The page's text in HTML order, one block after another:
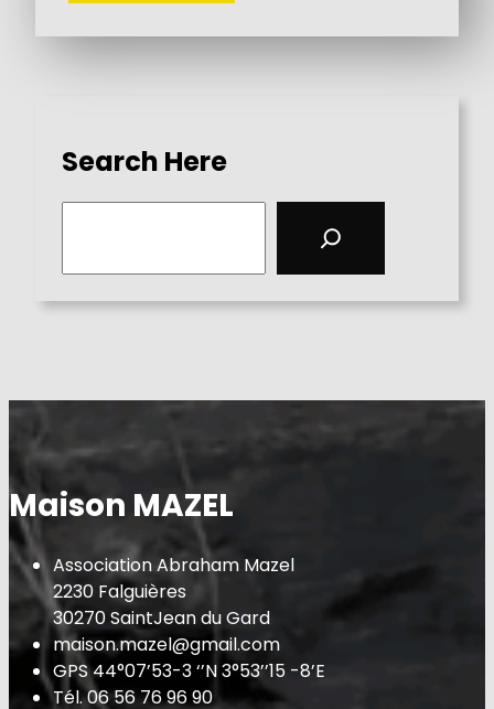
Search Here
Maison MAZEL
Association Abraham Mazel
2230 Falguières
30270 SaintJean du Gard
maison.mazel@gmail.com
GPS 44°07’53-3 ‘’N 3°53’’15 -8’E
Tél. 06 56 76 96 90